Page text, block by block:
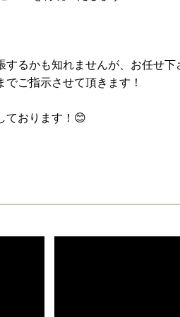
るかも知れませんが、お任せ下
ご指示させて頂きます！
ております！😊